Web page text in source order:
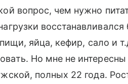
вопрос, чем нужно
яйца, кефир, сало и
Но мне не
полных 22 года.